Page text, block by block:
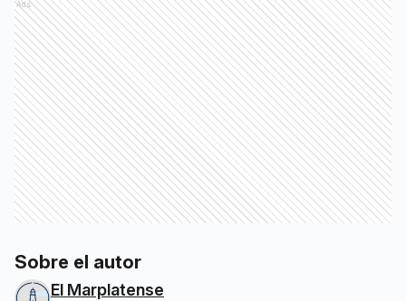
Ads
Sobre el autor
El Marplatense